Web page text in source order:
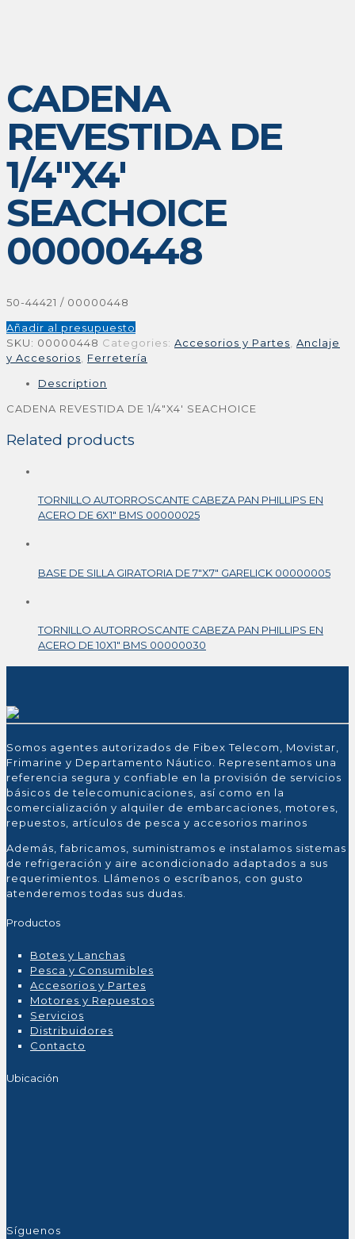
CADENA
REVESTIDA DE
1/4″X4′
SEACHOICE
00000448
50-44421 / 00000448
Añadir al presupuesto
SKU: 00000448 Categories: Accesorios y Partes Anclaje
y Accesorios
Ferretería
Description
CADENA REVESTIDA DE 1/4″X4′ SEACHOICE
Related products
TORNILLO AUTORROSCANTE CABEZA PAN PHILLIPS EN
ACERO DE 6X1″ BMS 00000025
BASE DE SILLA GIRATORIA DE 7″X7″ GARELICK 00000005
TORNILLO AUTORROSCANTE CABEZA PAN PHILLIPS EN
ACERO DE 10X1″ BMS 00000030
Somos agentes autorizados de Fibex Telecom, Movistar,
Frimarine y Departamento Náutico. Representamos una
referencia segura y confiable en la provisión de servicios
básicos de telecomunicaciones, así como en la
comercialización y alquiler de embarcaciones, motores,
repuestos, artículos de pesca y accesorios marinos
Además, fabricamos, suministramos e instalamos sistemas
de refrigeración y aire acondicionado adaptados a sus
requerimientos. Llámenos o escríbanos, con gusto
atenderemos todas sus dudas.
Productos
Botes y Lanchas
Pesca y Consumibles
Accesorios y Partes
Motores y Repuestos
Servicios
Distribuidores
Contacto
Ubicación
Síguenos